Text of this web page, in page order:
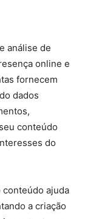
análise de
online e
fornecem
dados
conteúdo
do
conteúdo ajuda
a criação